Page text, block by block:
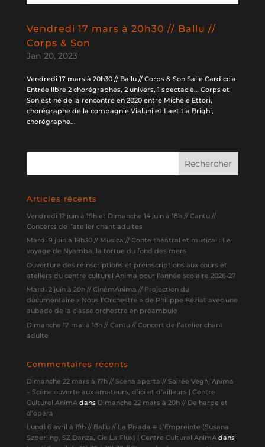
Vendredi 17 mars à 20h30 // Ballu //
Corps & Son
Jan 20, 2023
Vendredi 17 mars à 20h30 // Ballu // Corps & Son Salle Cardiccia
Entrée libre 2 chorégraphes, 2 univers, 1 spectacle… Corps et
Son est né de la rencontre en 2020 entre Michèle Ettori,
chorégraphe de la compagnie Vialuni et Laetitia Brighi,
chorégraphe...
Articles récents
Vendredi 12 juin à 19h et Dimanche 14 juin à 18h // Cantu //
Concerts de l’atelier chant adultes
Mardi 9 juin à 18h30 // Musica // Conte théâtral et musical : Le
voyage de Nyamba, la tortue du fond des mers
Ouverture des réinscriptions et préinscriptions aux cours et
ateliers du centre culturel Anima pour l’année scolaire 2026-27
Mardi 2 juin à 20h // CinémAnima // Projection du
documentaire « Nous l’Orchestre » de Philippe Béziat avec une
aubade de la classe orchestre en préambule
Dimanche 17 mai à 18h // Cantu // Concert de l’atelier chant
adulte
Commentaires récents
Dimanche 22 mars à 17h // Scena aperta // Soirée Veghj’Anima
– Scène ouverte aux amateurs, d’ici et d’ailleurs | Centre
Culturel AnimAdans Dimanche 22 mars à 20h // De harpe et
d’opéra
Lundi 6 avril à 19h // Ballu // La Pisada # L’Empreinte (Susana
Szperling, SZ Danza, Cie La Flux) | Centre Culturel AnimAdans